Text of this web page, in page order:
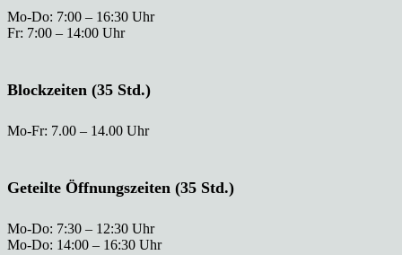
Mo-Do: 7:00 – 16:30 Uhr
Fr: 7:00 – 14:00 Uhr
Blockzeiten (35 Std.)
Mo-Fr: 7.00 – 14.00 Uhr
Geteilte Öffnungszeiten (35 Std.)
Mo-Do: 7:30 – 12:30 Uhr
Mo-Do: 14:00 – 16:30 Uhr